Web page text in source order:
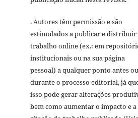
. Autores têm permissão e são
estimulados a publicar e distribuir
trabalho online (ex.: em
institucionais ou na sua página
pessoal) a qualquer ponto antes ou
durante o processo editorial, já
isso pode gerar alterações
bem como aumentar o impacto e a